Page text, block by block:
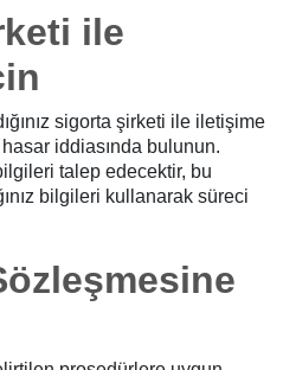
ile
sigorta şirketi ile iletişime
iddiasında bulunun.
talep edecektir, bu
bilgileri kullanarak süreci